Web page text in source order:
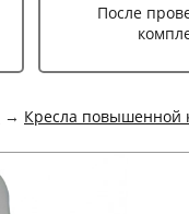
После
→ Кресла повышенной